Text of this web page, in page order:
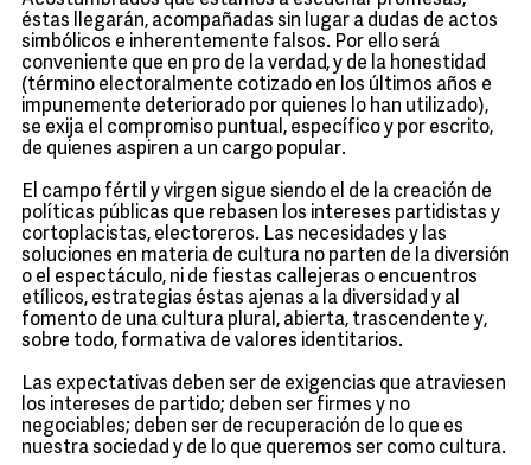
éstas llegarán, acompañadas sin lugar a dudas de actos
simbólicos e inherentemente falsos. Por ello será
conveniente que en pro de la verdad, y de la honestidad
(término electoralmente cotizado en los últimos años e
impunemente deteriorado por quienes lo han utilizado),
se exija el compromiso puntual, específico y por escrito,
de quienes aspiren a un cargo popular.
El campo fértil y virgen sigue siendo el de la creación de
políticas públicas que rebasen los intereses partidistas y
cortoplacistas, electoreros. Las necesidades y las
soluciones en materia de cultura no parten de la diversión
o el espectáculo, ni de fiestas callejeras o encuentros
etílicos, estrategias éstas ajenas a la diversidad y al
fomento de una cultura plural, abierta, trascendente y,
sobre todo, formativa de valores identitarios.
Las expectativas deben ser de exigencias que atraviesen
los intereses de partido; deben ser firmes y no
negociables; deben ser de recuperación de lo que es
nuestra sociedad y de lo que queremos ser como cultura.